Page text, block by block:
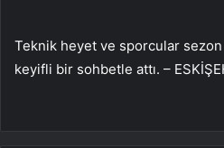
Teknik heyet ve sporcular
keyifli bir sohbetle attı. –